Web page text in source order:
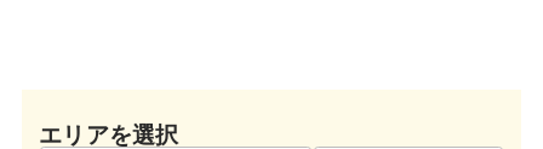
エリアを選択